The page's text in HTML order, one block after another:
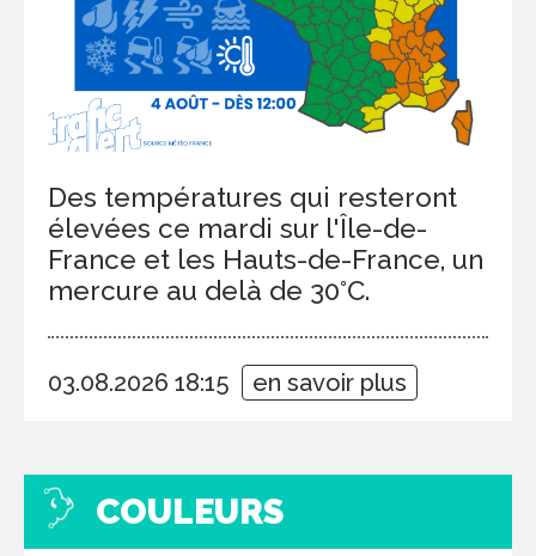
Des températures qui resteront
élevées ce mardi sur l'Île-de-
France et les Hauts-de-France, un
mercure au delà de 30°C.
03.08.2026 18:15 en savoir plus
COULEURS